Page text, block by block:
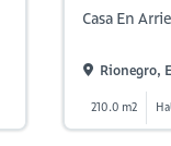
Casa En
Rionegro,
210.0 m2